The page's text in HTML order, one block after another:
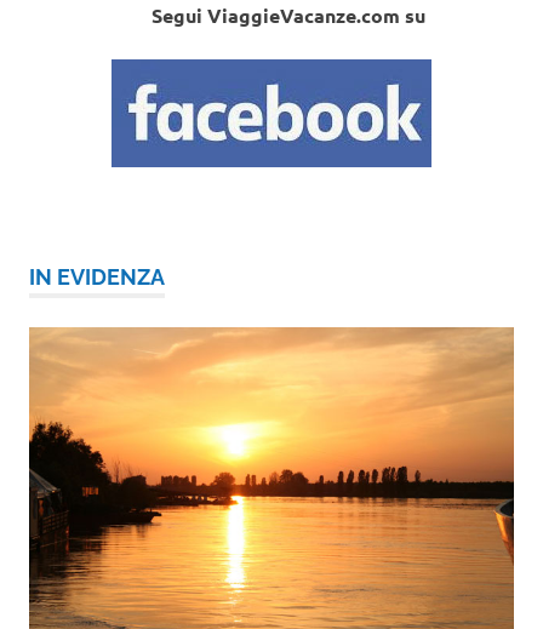
Segui ViaggieVacanze.com su
IN EVIDENZA